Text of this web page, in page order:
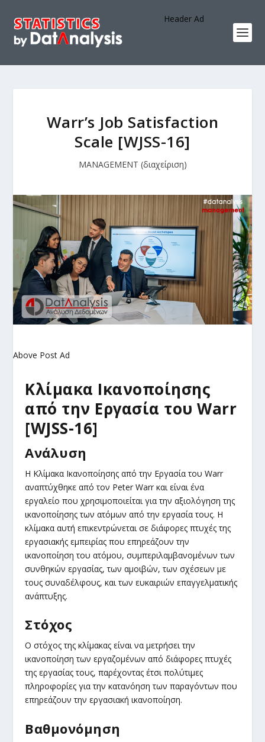
Header Ad
Warr’s Job Satisfaction
Scale [WJSS-16]
MANAGEMENT (διαχείριση)
Above Post Ad
Κλίμακα Ικανοποίησης
από την Εργασία του Warr
[WJSS-16]
Ανάλυση
Η Κλίμακα Ικανοποίησης από την Εργασία του Warr
αναπτύχθηκε από τον Peter Warr και είναι ένα
εργαλείο που χρησιμοποιείται για την αξιολόγηση της
ικανοποίησης των ατόμων από την εργασία τους. Η
κλίμακα αυτή επικεντρώνεται σε διάφορες πτυχές της
εργασιακής εμπειρίας που επηρεάζουν την
ικανοποίηση του ατόμου, συμπεριλαμβανομένων των
συνθηκών εργασίας, των αμοιβών, των σχέσεων με
τους συναδέλφους, και των ευκαιριών επαγγελματικής
ανάπτυξης.
Στόχος
Ο στόχος της κλίμακας είναι να μετρήσει την
ικανοποίηση των εργαζομένων από διάφορες πτυχές
της εργασίας τους, παρέχοντας έτσι πολύτιμες
πληροφορίες για την κατανόηση των παραγόντων που
επηρεάζουν την εργασιακή ικανοποίηση.
Βαθμονόμηση